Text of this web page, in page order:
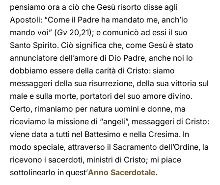
pensiamo ora a ciò che Gesù risorto disse agli
Apostoli: “Come il Padre ha mandato me, anch’io
mando voi” (Gv 20,21); e comunicò ad essi il suo
Santo Spirito. Ciò significa che, come Gesù è stato
annunciatore dell’amore di Dio Padre, anche noi lo
dobbiamo essere della carità di Cristo: siamo
messaggeri della sua risurrezione, della sua vittoria sul
male e sulla morte, portatori del suo amore divino.
Certo, rimaniamo per natura uomini e donne, ma
riceviamo la missione di “angeli”, messaggeri di Cristo:
viene data a tutti nel Battesimo e nella Cresima. In
modo speciale, attraverso il Sacramento dell’Ordine, la
ricevono i sacerdoti, ministri di Cristo; mi piace
sottolinearlo in quest’Anno Sacerdotale.